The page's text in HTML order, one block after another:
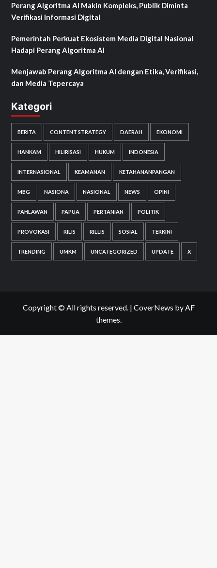
Perang Algoritma AI Makin Kompleks, Publik Diminta
Verifikasi Informasi Digital
Pemerintah Perkuat Ekosistem Media Digital Nasional
Hadapi Perang Algoritma AI
Menjawab Perang Algoritma AI dengan Etika, Verifikasi,
dan Media Tepercaya
Kategori
BERITA CONTENT STRATEGY DAERAH EKONOMI
HANKAM HILIRISASI HUKUM INDONESIA
INTERNASIONAL KEAMANAN KETAHANANPANGAN
MBG NASIONA NASIONAL NEWS OPINI
PAHLAWAN PAPUA PERTANIAN POLITIK
PROVOKASI RILIS RILLIS SOSIAL TERKINI
TRENDING UMKM UNCATEGORIZED UPDATE X
Copyright © All rights reserved. | CoverNews by AF
themes.